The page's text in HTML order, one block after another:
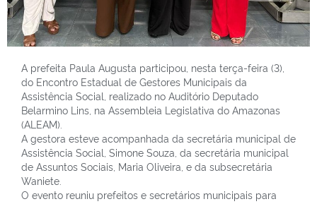
A prefeita Paula Augusta participou, nesta terça-feira (3),
do Encontro Estadual de Gestores Municipais da
Assistência Social, realizado no Auditório Deputado
Belarmino Lins, na Assembleia Legislativa do Amazonas
(ALEAM).
A gestora esteve acompanhada da secretária municipal de
Assistência Social, Simone Souza, da secretária municipal
de Assuntos Sociais, Maria Oliveira, e da subsecretária
Waniete.
O evento reuniu prefeitos e secretários municipais para